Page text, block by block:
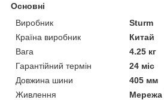
Основні
Виробник
Sturm
Країна виробник
Китай
Вага
4.25 кг
Гарантійний термін
24 міс
Довжина шини
405 мм
Живлення
Мережа